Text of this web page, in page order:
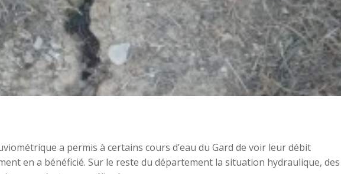
a permis à certains cours d’eau du Gard de voir leur débit
en a bénéficié. Sur le reste du département la situation hydraulique, des